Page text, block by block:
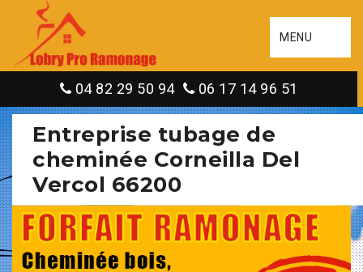
MENU
04 82 29 50 94 06 17 14 96 51
Entreprise tubage de
cheminée Corneilla Del
Vercol 66200